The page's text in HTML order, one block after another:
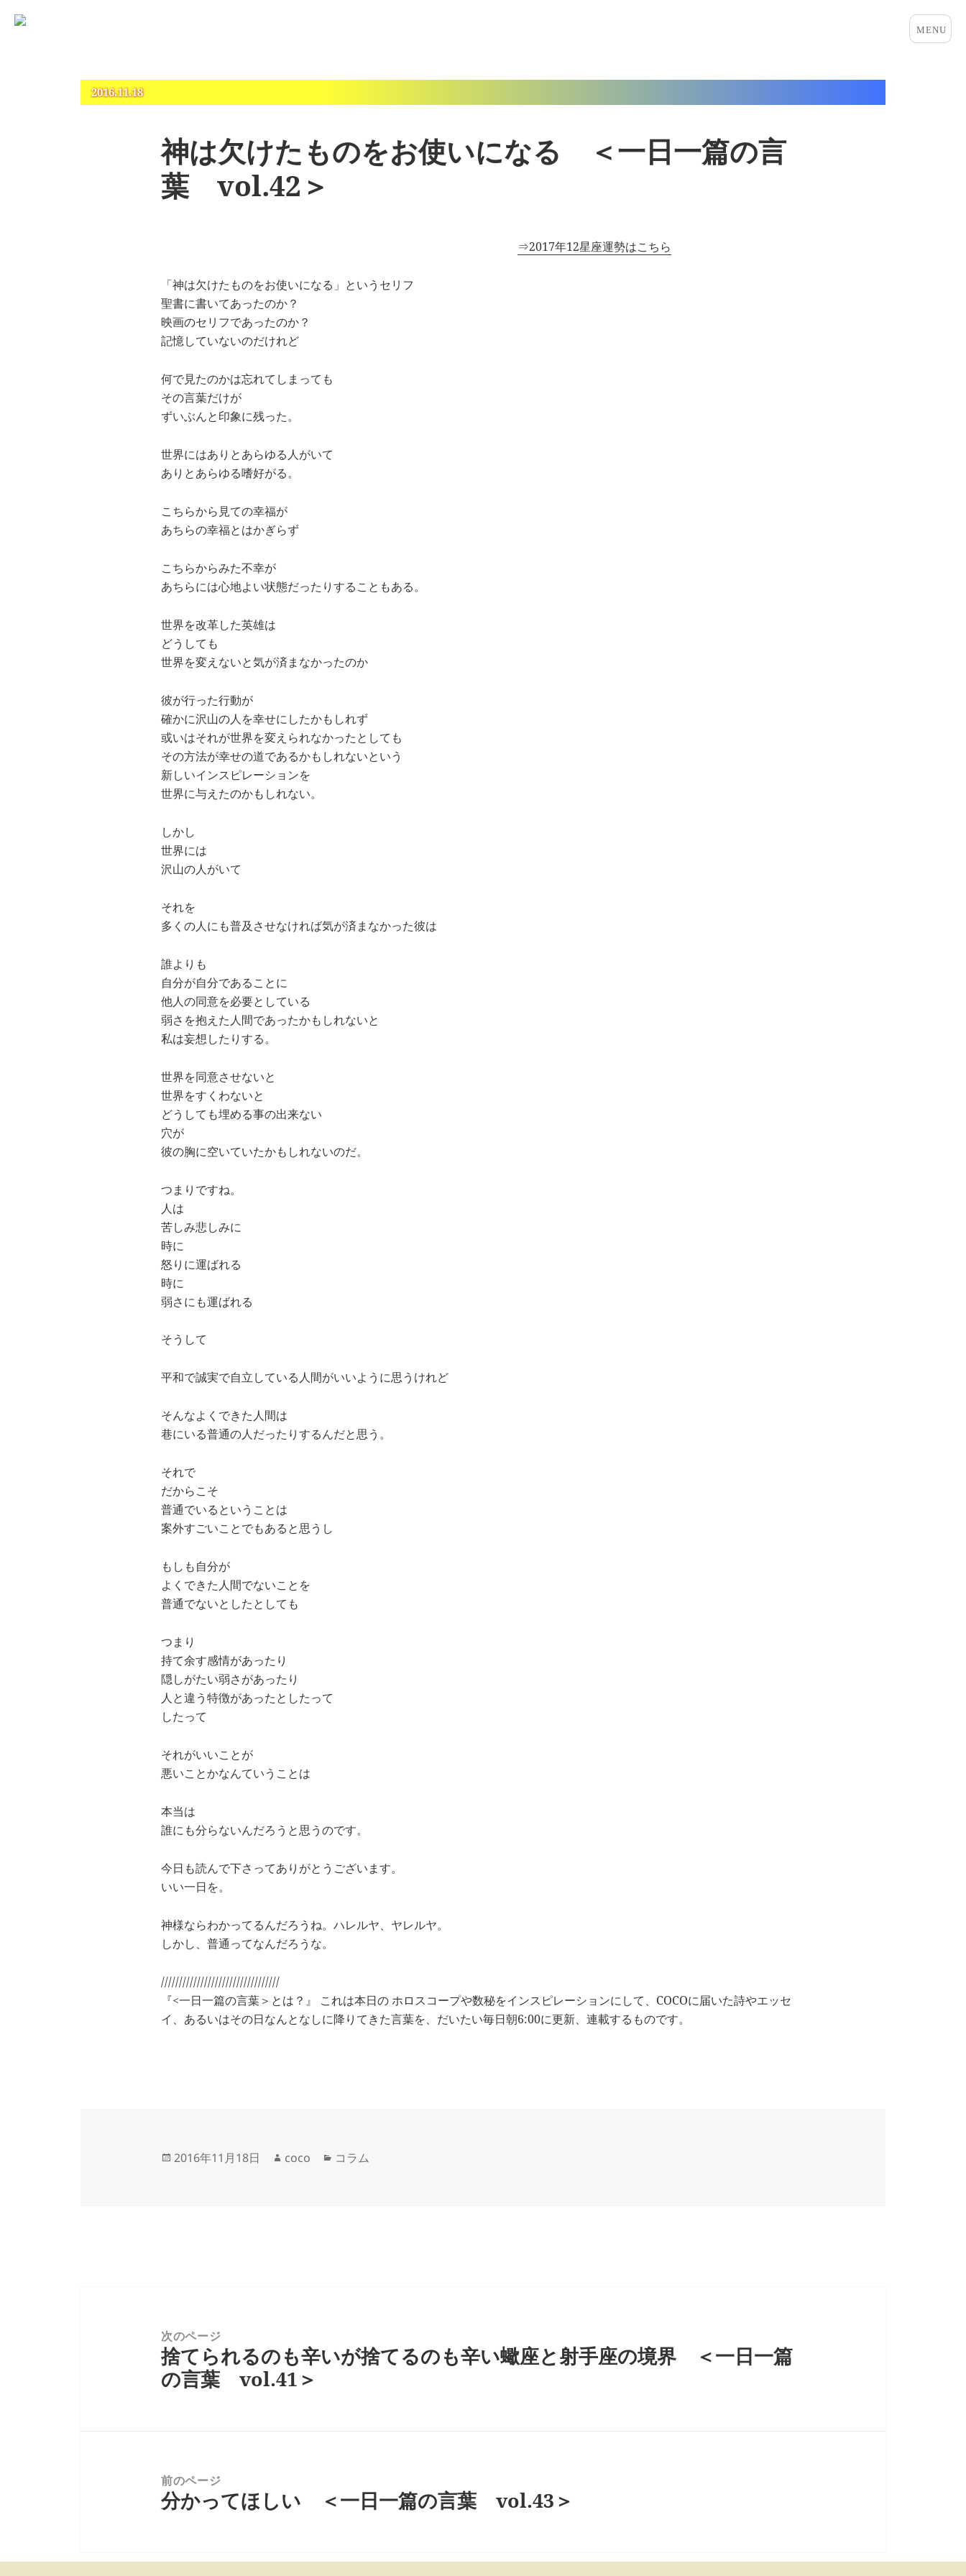
2016.11.18
神は欠けたものをお使いになる ＜一日一篇の言
葉 vol.42＞
⇒2017年12星座運勢はこちら
「神は欠けたものをお使いになる」というセリフ
聖書に書いてあったのか？
映画のセリフであったのか？
記憶していないのだけれど
何で見たのかは忘れてしまっても
その言葉だけが
ずいぶんと印象に残った。
世界にはありとあらゆる人がいて
ありとあらゆる嗜好がる。
こちらから見ての幸福が
あちらの幸福とはかぎらず
こちらからみた不幸が
あちらには心地よい状態だったりすることもある。
世界を改革した英雄は
どうしても
世界を変えないと気が済まなかったのか
彼が行った行動が
確かに沢山の人を幸せにしたかもしれず
或いはそれが世界を変えられなかったとしても
その方法が幸せの道であるかもしれないという
新しいインスピレーションを
世界に与えたのかもしれない。
しかし
世界には
沢山の人がいて
それを
多くの人にも普及させなければ気が済まなかった彼は
誰よりも
自分が自分であることに
他人の同意を必要としている
弱さを抱えた人間であったかもしれないと
私は妄想したりする。
世界を同意させないと
世界をすくわないと
どうしても埋める事の出来ない
穴が
彼の胸に空いていたかもしれないのだ。
つまりですね。
人は
苦しみ悲しみに
時に
怒りに運ばれる
時に
弱さにも運ばれる
そうして
平和で誠実で自立している人間がいいように思うけれど
そんなよくできた人間は
巷にいる普通の人だったりするんだと思う。
それで
だからこそ
普通でいるということは
案外すごいことでもあると思うし
もしも自分が
よくできた人間でないことを
普通でないとしたとしても
つまり
持て余す感情があったり
隠しがたい弱さがあったり
人と違う特徴があったとしたって
したって
それがいいことが
悪いことかなんていうことは
本当は
誰にも分らないんだろうと思うのです。
今日も読んで下さってありがとうございます。
いい一日を。
神様ならわかってるんだろうね。ハレルヤ、ヤレルヤ。
しかし、普通ってなんだろうな。
/////////////////////////////////
『<一日一篇の言葉＞とは？』 これは本日の ホロスコープや数秘をインスピレーションにして、COCOに届いた詩やエッセ
イ、あるいはその日なんとなしに降りてきた言葉を、だいたい毎日朝6:00に更新、連載するものです。
投
2016年11月18日
作
coco
カ
コラム
次のページ
前
の
投
捨てられるのも辛いが捨てるのも辛い蠍座と射手座の境界 ＜一日一篇
の言葉 vol.41＞
前のページ
次
分かってほしい ＜一日一篇の言葉 vol.43＞